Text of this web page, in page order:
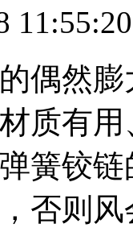
偶然
质有
簧铰
否则